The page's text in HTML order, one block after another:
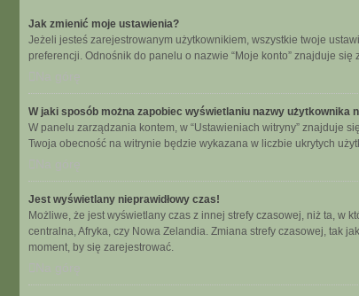
Jak zmienić moje ustawienia?
Jeżeli jesteś zarejestrowanym użytkownikiem, wszystkie twoje
preferencji. Odnośnik do panelu o nazwie “Moje konto” znajduje się
W jaki sposób można zapobiec wyświetlaniu nazwy
W panelu zarządzania kontem, w “Ustawieniach witryny” znajduje
Twoja obecność na witrynie będzie wykazana w liczbie ukrytych
Jest wyświetlany nieprawidłowy czas!
Możliwe, że jest wyświetlany czas z innej strefy czasowej, niż ta, w
centralna, Afryka, czy Nowa Zelandia. Zmiana strefy czasowej, tak
moment, by się zarejestrować.